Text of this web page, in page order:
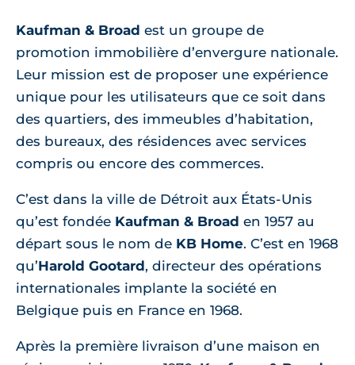
Kaufman & Broad est un groupe de
promotion immobilière d’envergure nationale.
Leur mission est de proposer une expérience
unique pour les utilisateurs que ce soit dans
des quartiers, des immeubles d’habitation,
des bureaux, des résidences avec services
compris ou encore des commerces.
C’est dans la ville de Détroit aux États-Unis
qu’est fondée Kaufman & Broad en 1957 au
départ sous le nom de KB Home. C’est en 1968
qu’Harold Gootard, directeur des opérations
internationales implante la société en
Belgique puis en France en 1968.
Après la première livraison d’une maison en